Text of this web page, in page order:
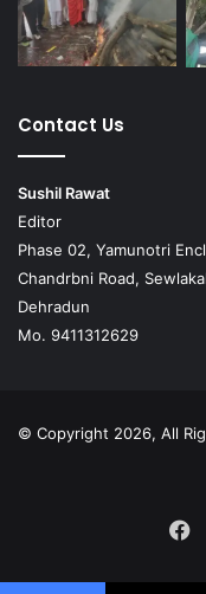
Contact Us
Sushil Rawat
Editor
Phase 02, Yamunotri
Chandrbni Road,
Dehradun
Mo. 9411312629
© Copyright 2026, All